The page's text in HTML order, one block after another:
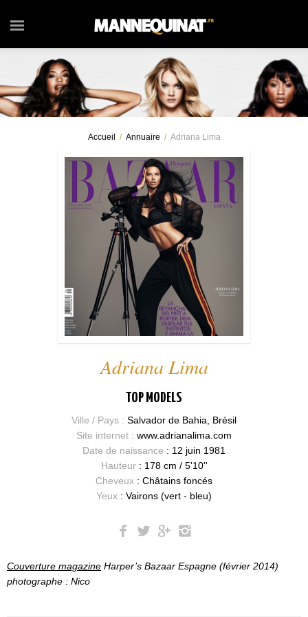
Accueil / Annuaire / Adriana Lima
Adriana Lima
TOP MODELS
Ville / Pays : Salvador de Bahia, Brésil
Site internet : www.adrianalima.com
Date de naissance : 12 juin 1981
Hauteur: 178 cm / 5'10''
Cheveux : Châtains foncés
Yeux : Vairons (vert - bleu)
Couverture magazine Harper’s Bazaar Espagne (février 2014)
photographe : Nico